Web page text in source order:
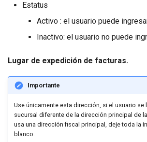
Estatus
Activo : el usuario puede
Inactivo: el usuario no puede
Lugar de expedición de facturas.
Importante
Use únicamente esta dirección, si el usuario se
sucursal diferente de la dirección principal de
usa una dirección fiscal principal, deje toda la
blanco.